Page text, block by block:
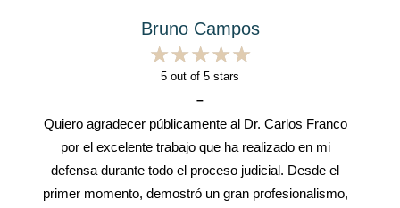
Bruno Campos
★★★★★
★★★★★
5 out of 5 stars
–
Quiero agradecer públicamente al Dr. Carlos Franco
por el excelente trabajo que ha realizado en mi
defensa durante todo el proceso judicial. Desde el
primer momento, demostró un gran profesionalismo,